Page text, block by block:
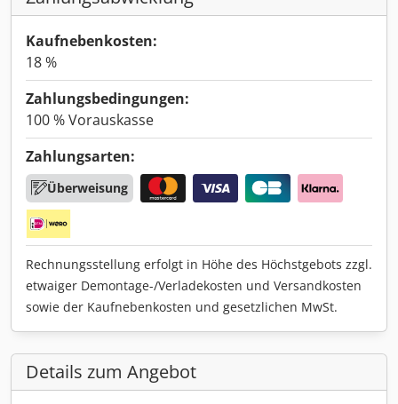
Kaufnebenkosten:
18 %
Zahlungsbedingungen:
100 % Vorauskasse
Zahlungsarten:
Überweisung
Rechnungsstellung erfolgt in Höhe des Höchstgebots zzgl.
etwaiger Demontage-/Verladekosten und Versandkosten
sowie der Kaufnebenkosten und gesetzlichen MwSt.
Details zum Angebot